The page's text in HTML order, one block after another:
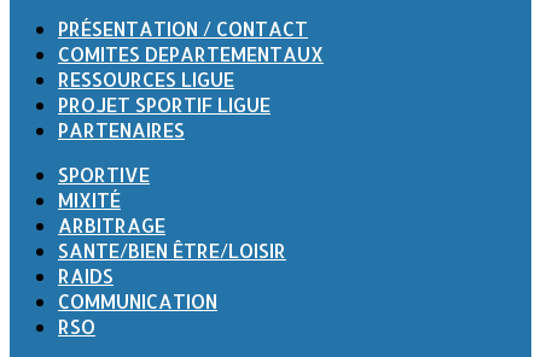
PRÉSENTATION / CONTACT
COMITES DEPARTEMENTAUX
RESSOURCES LIGUE
PROJET SPORTIF LIGUE
PARTENAIRES
SPORTIVE
MIXITÉ
ARBITRAGE
SANTE/BIEN ÊTRE/LOISIR
RAIDS
COMMUNICATION
RSO